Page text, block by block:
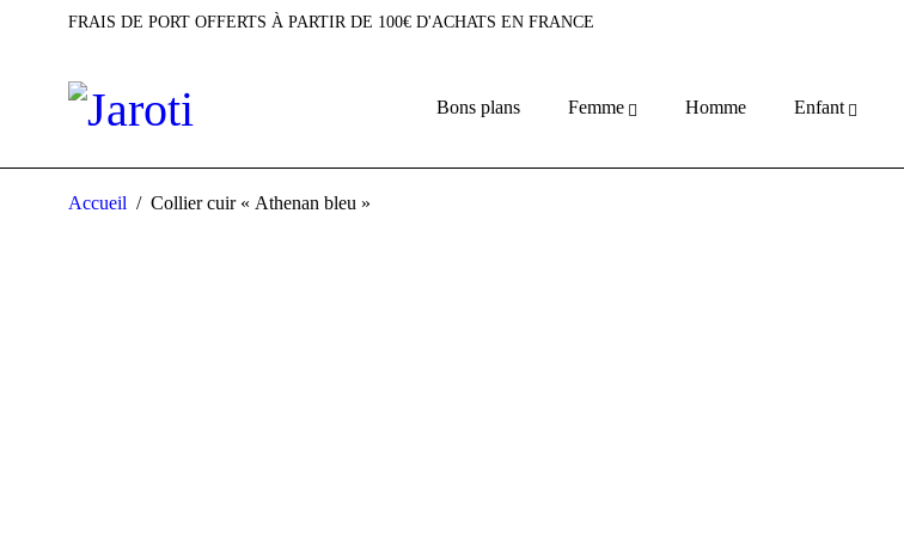
FRAIS DE PORT OFFERTS À PARTIR DE 100€ D'ACHATS EN FRANCE
Bons plans Femme Homme Enfant
Accueil / Collier cuir « Athenan bleu »